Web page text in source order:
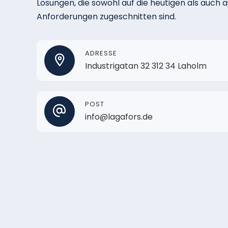
Lösungen, die sowohl auf die heutigen als auch
Anforderungen zugeschnitten sind.
ADRESSE
Industrigatan 32 312 34 Laholm
POST
info@lagafors.de